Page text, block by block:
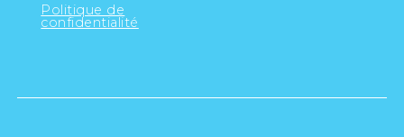
Politique de
confidentialité